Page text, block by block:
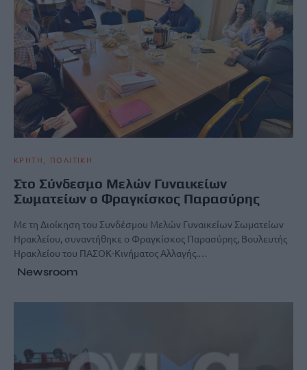
ΚΡΗΤΗ ΠΟΛΙΤΙΚΗ
Στο Σύνδεσμο Μελών Γυναικείων
Σωματείων ο Φραγκίσκος Παρασύρης
Με τη Διοίκηση του Συνδέσμου Μελών Γυναικείων Σωματείων
Ηρακλείου, συναντήθηκε ο Φραγκίσκος Παρασύρης, Βουλευτής
Ηρακλείου του ΠΑΣΟΚ-Κινήματος Αλλαγής.…
Newsroom